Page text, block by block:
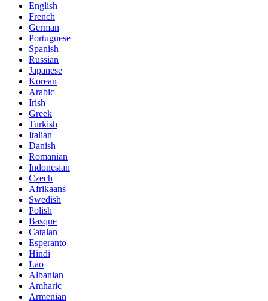
English
French
German
Portuguese
Spanish
Russian
Japanese
Korean
Arabic
Irish
Greek
Turkish
Italian
Danish
Romanian
Indonesian
Czech
Afrikaans
Swedish
Polish
Basque
Catalan
Esperanto
Hindi
Lao
Albanian
Amharic
Armenian